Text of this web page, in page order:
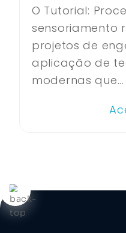
O Tutorial:
sensoriamento
projetos de
aplicação de
modernas que...